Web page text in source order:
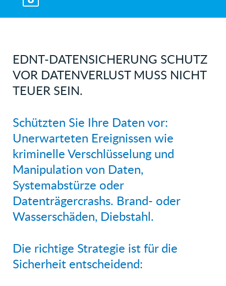
EDNT-DATENSICHERUNG SCHUTZ
VOR DATENVERLUST MUSS NICHT
TEUER SEIN.
Schützten Sie Ihre Daten vor:
Unerwarteten Ereignissen wie
kriminelle Verschlüsselung und
Manipulation von Daten,
Systemabstürze oder
Datenträgercrashs. Brand- oder
Wasserschäden, Diebstahl.
Die richtige Strategie ist für die
Sicherheit entscheidend: